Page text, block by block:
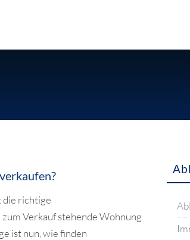
die richtige
Verkauf stehende Wohnung
ist nun, wie finden